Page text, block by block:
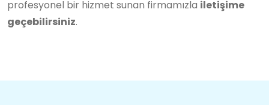
profesyonel bir hizmet sunan firmamızla iletişime
geçebilirsiniz.